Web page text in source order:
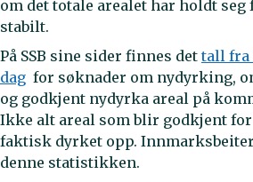
om det totale arealet har holdt
stabilt.
På SSB sine sider finnes dettall fra
dag for søknader om nydyrking,
og godkjent nydyrka areal på
Ikke alt areal som blir godkjent
faktisk dyrket opp.
denne statistikken.